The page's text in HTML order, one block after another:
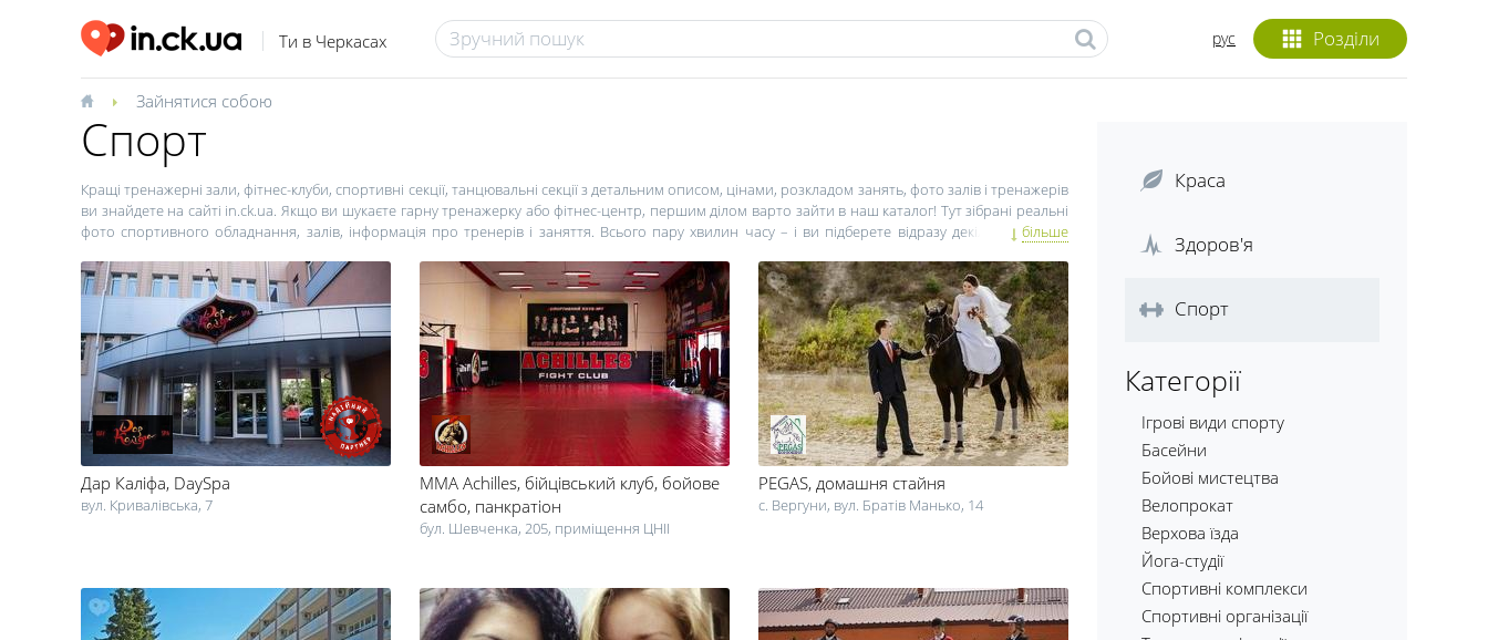
Ти в Черкасах Розділи
рус
Зайнятися собою
Спорт
Кращі тренажерні зали, фітнес-клуби, спортивні секції, танцювальні секції з детальним описом, цінами, розкладом занять, фото залів і тренажерів
ви знайдете на сайті in.ck.ua. Якщо ви шукаєте гарну тренажерку або фітнес-центр, першим ділом варто зайти в наш каталог! Тут зібрані реальні
фото спортивного обладнання, залів, інформація про тренерів і заняття. Всього пару хвилин часу – і ви підберете відразу декілька зручних
спеціальні пропозиції від фітнес-центрів, студій танців, йоги і т.д.
більше
Дар Каліфа, DaySpa
вул. Кривалівська, 7
MMA Achilles, бійцівський клуб, бойове
самбо, панкратіон
бул. Шевченка, 205, приміщення ЦНІІ
PEGAS, домашня стайня
с. Вергуни, вул. Братів Манько, 14
Краса
Здоров'я
Спорт
Категорії
Ігрові види спорту
Басейни
Бойові мистецтва
Велопрокат
Верхова їзда
Йога-студії
Спортивні комплекси
Спортивні організації